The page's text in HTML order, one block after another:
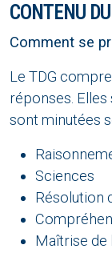
CONTENU
Comment se
Le TDG
réponses.
sont minutées
Sciences
Résolution
Maîtrise de